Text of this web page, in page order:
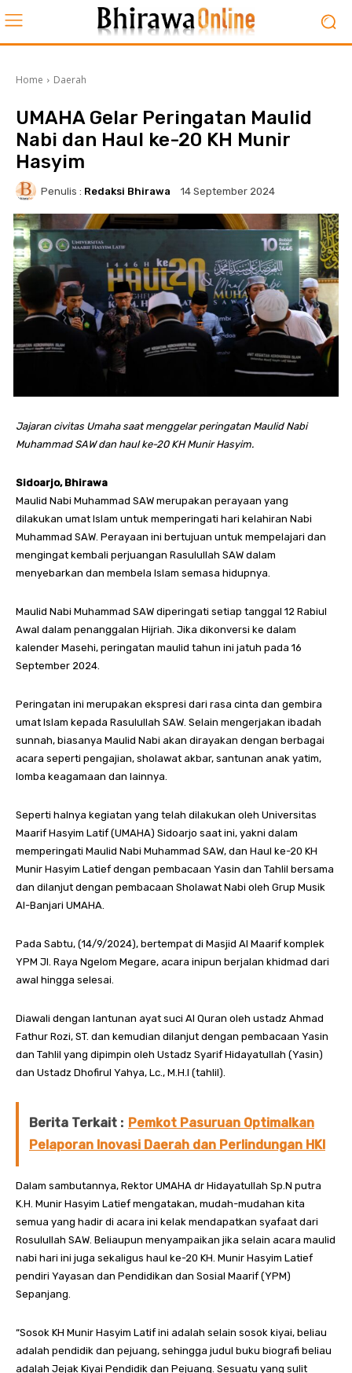
Home Daerah
UMAHA Gelar Peringatan Maulid
Nabi dan Haul ke-20 KH Munir
Hasyim
Penulis : Redaksi Bhirawa 14 September 2024
Jajaran civitas Umaha saat menggelar peringatan Maulid Nabi
Muhammad SAW dan haul ke-20 KH Munir Hasyim.
Sidoarjo, Bhirawa
Maulid Nabi Muhammad SAW merupakan perayaan yang
dilakukan umat Islam untuk memperingati hari kelahiran Nabi
Muhammad SAW. Perayaan ini bertujuan untuk mempelajari dan
mengingat kembali perjuangan Rasulullah SAW dalam
menyebarkan dan membela Islam semasa hidupnya.
Maulid Nabi Muhammad SAW diperingati setiap tanggal 12 Rabiul
Awal dalam penanggalan Hijriah. Jika dikonversi ke dalam
kalender Masehi, peringatan maulid tahun ini jatuh pada 16
September 2024.
Peringatan ini merupakan ekspresi dari rasa cinta dan gembira
umat Islam kepada Rasulullah SAW. Selain mengerjakan ibadah
sunnah, biasanya Maulid Nabi akan dirayakan dengan berbagai
acara seperti pengajian, sholawat akbar, santunan anak yatim,
lomba keagamaan dan lainnya.
Seperti halnya kegiatan yang telah dilakukan oleh Universitas
Maarif Hasyim Latif (UMAHA) Sidoarjo saat ini, yakni dalam
memperingati Maulid Nabi Muhammad SAW, dan Haul ke-20 KH
Munir Hasyim Latief dengan pembacaan Yasin dan Tahlil bersama
dan dilanjut dengan pembacaan Sholawat Nabi oleh Grup Musik
Al-Banjari UMAHA.
Pada Sabtu, (14/9/2024), bertempat di Masjid Al Maarif komplek
YPM Jl. Raya Ngelom Megare, acara inipun berjalan khidmad dari
awal hingga selesai.
Diawali dengan lantunan ayat suci Al Quran oleh ustadz Ahmad
Fathur Rozi, ST. dan kemudian dilanjut dengan pembacaan Yasin
dan Tahlil yang dipimpin oleh Ustadz Syarif Hidayatullah (Yasin)
dan Ustadz Dhofirul Yahya, Lc., M.H.I (tahlil).
Berita Terkait : Pemkot Pasuruan Optimalkan
Pelaporan Inovasi Daerah dan Perlindungan HKI
Dalam sambutannya, Rektor UMAHA dr Hidayatullah Sp.N putra
K.H. Munir Hasyim Latief mengatakan, mudah-mudahan kita
semua yang hadir di acara ini kelak mendapatkan syafaat dari
Rosulullah SAW. Beliaupun menyampaikan jika selain acara maulid
nabi hari ini juga sekaligus haul ke-20 KH. Munir Hasyim Latief
pendiri Yayasan dan Pendidikan dan Sosial Maarif (YPM)
Sepanjang.
“Sosok KH Munir Hasyim Latif ini adalah selain sosok kiyai, beliau
adalah pendidik dan pejuang, sehingga judul buku biografi beliau
adalah Jejak Kiyai Pendidik dan Pejuang. Sesuatu yang sulit